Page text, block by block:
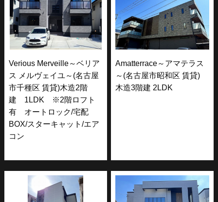
Verious Merveille～ベリア
ス メルヴェイユ～(名古屋
市千種区 賃貸)木造2階
建 1LDK ※2階ロフト
有 オートロック/宅配
BOX/スターキャット/エア
コン
Amatterrace～アマテラス
～(名古屋市昭和区 賃貸)
木造3階建 2LDK